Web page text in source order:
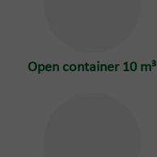
Open container 10 m³